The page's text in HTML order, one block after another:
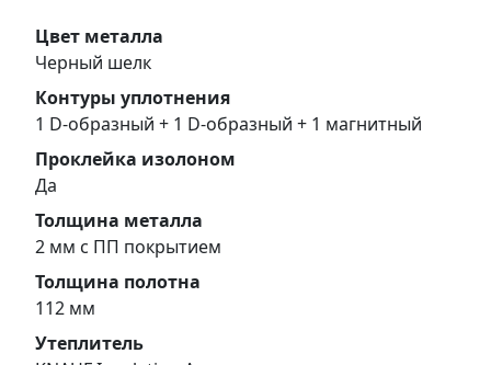
Цвет металла
Черный шелк
Контуры уплотнения
1 D-образный + 1 D-образный + 1 магнитный
Проклейка изолоном
Да
Толщина металла
2 мм с ПП покрытием
Толщина полотна
112 мм
Утеплитель